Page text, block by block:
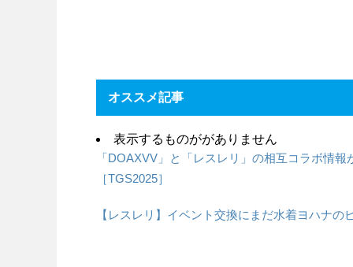
オススメ記事
表示するものががありません
「DOAXVV」と「レスレリ」の相互コラボ情
［TGS2025］
【レスレリ】イベント交換にまだ水着ヨハナ